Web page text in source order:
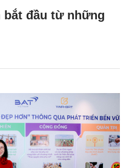
bắt đầu từ những